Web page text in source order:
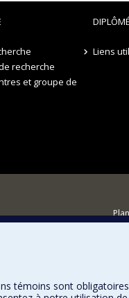
recherche
et groupe de
Liens
témoins sont